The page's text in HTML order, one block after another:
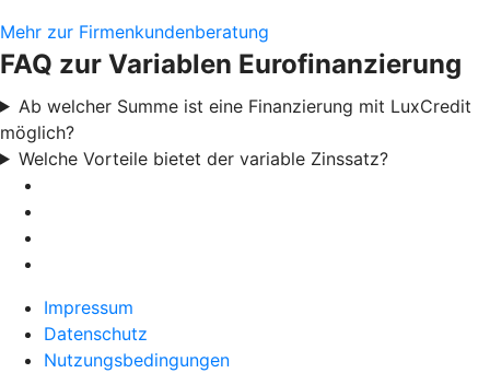
Mehr zur Firmenkundenberatung
FAQ zur Variablen Eurofinanzierung
Ab welcher Summe ist eine Finanzierung mit LuxCredit
möglich?
Welche Vorteile bietet der variable Zinssatz?
Impressum
Datenschutz
Nutzungsbedingungen